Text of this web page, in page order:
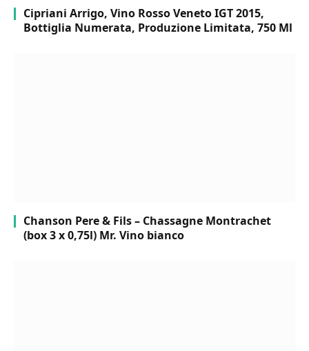
Cipriani Arrigo, Vino Rosso Veneto IGT 2015,
Bottiglia Numerata, Produzione Limitata, 750 Ml
Chanson Pere & Fils – Chassagne Montrachet
(box 3 x 0,75l) Mr. Vino bianco